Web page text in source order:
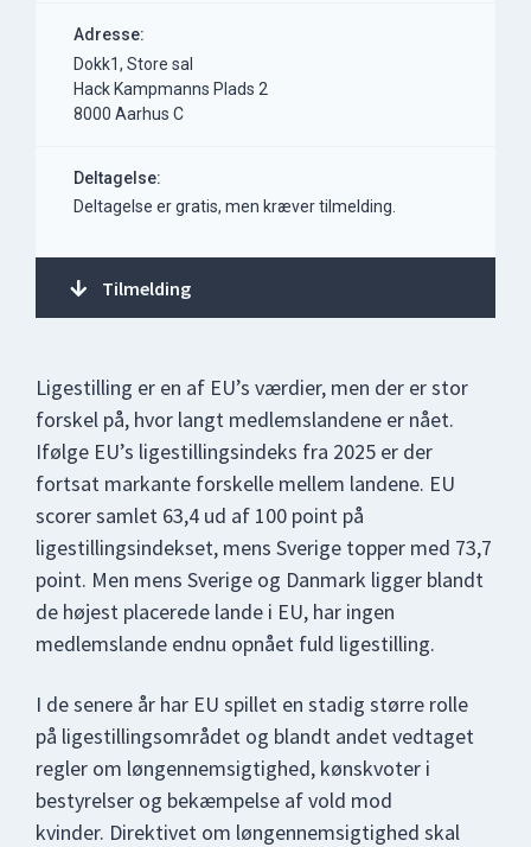
Adresse:
Dokk1, Store sal
Hack Kampmanns Plads 2
8000 Aarhus C
Deltagelse:
Deltagelse er gratis, men kræver tilmelding.
Tilmelding
Ligestilling er en af EU’s værdier, men der er stor
forskel på, hvor langt medlemslandene er nået.
Ifølge EU’s ligestillingsindeks fra 2025 er der
fortsat markante forskelle mellem landene. EU
scorer samlet 63,4 ud af 100 point på
ligestillingsindekset, mens Sverige topper med 73,7
point. Men mens Sverige og Danmark ligger blandt
de højest placerede lande i EU, har ingen
medlemslande endnu opnået fuld ligestilling.
I de senere år har EU spillet en stadig større rolle
på ligestillingsområdet og blandt andet vedtaget
regler om løngennemsigtighed, kønskvoter i
bestyrelser og bekæmpelse af vold mod
kvinder. Direktivet om løngennemsigtighed skal